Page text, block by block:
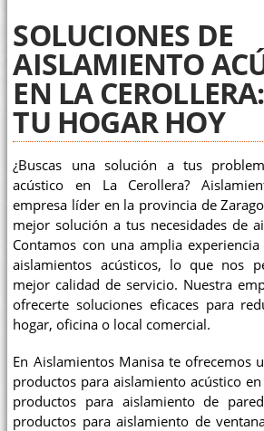
SOLUCIONES DE
AISLAMIENTO
EN LA
TU HOGAR HOY
¿Buscas una solución a tus
acústico en La Cerollera?
empresa líder en la provincia de
mejor solución a tus necesidades de
Contamos con una amplia
aislamientos acústicos, lo que nos
mejor calidad de servicio. Nuestra
ofrecerte soluciones eficaces para
hogar, oficina o local comercial.
En Aislamientos Manisa te ofrecemos
productos para aislamiento acústico
productos para aislamiento de
productos para aislamiento de